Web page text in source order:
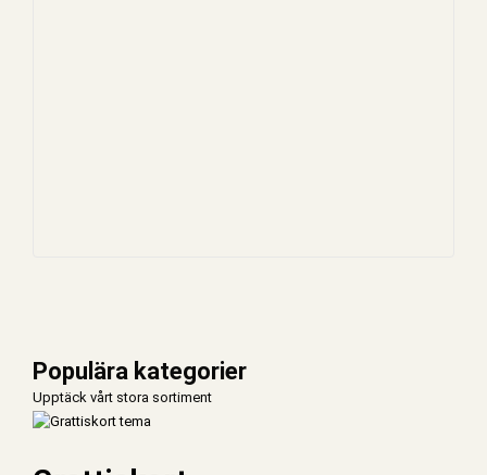
Populära kategorier
Upptäck vårt stora sortiment